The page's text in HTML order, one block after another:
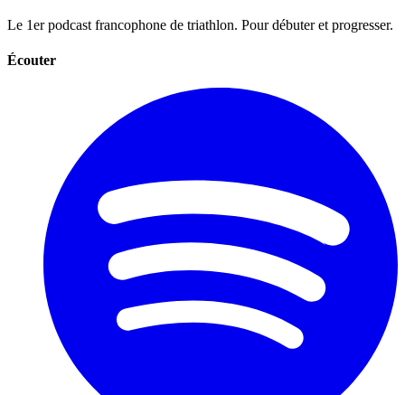
Le 1er podcast francophone de triathlon. Pour débuter et progresser.
Écouter